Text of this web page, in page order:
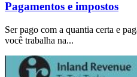
Pagamentos e impostos
Ser pago com a quantia certa e
você trabalha na...